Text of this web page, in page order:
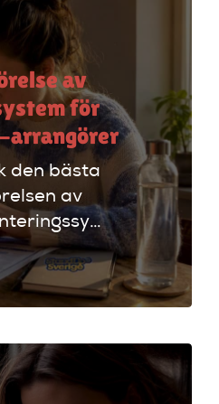
av
för
arrangörer
den bästa
av
Få
om